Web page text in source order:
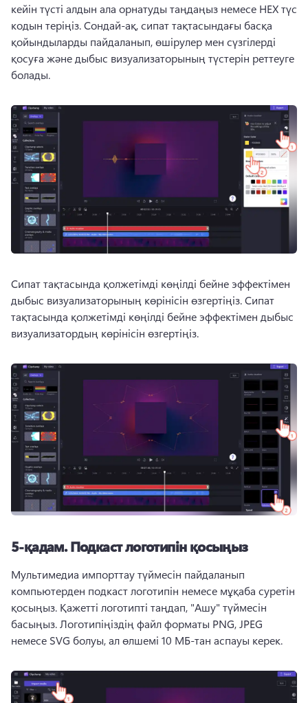
кейін түсті алдын ала орнатуды таңдаңыз немесе HEX түс
кодын теріңіз. Сондай-ақ, сипат тақтасындағы басқа
қойындыларды пайдаланып, өшірулер мен сүзгілерді
қосуға және дыбыс визуализаторының түстерін реттеуге
болады.
Сипат тақтасында қолжетімді көңілді бейне эффектімен
дыбыс визуализаторының көрінісін өзгертіңіз. Сипат
тақтасында қолжетімді көңілді бейне эффектімен дыбыс
визуализатордың көрінісін өзгертіңіз.
5-қадам.Подкаст логотипін қосыңыз
Мультимедиа импорттау түймесін пайдаланып
компьютерден подкаст логотипін немесе мұқаба суретін
қосыңыз. Қажетті логотипті таңдап, "Ашу" түймесін
басыңыз. Логотипіңіздің файл форматы PNG, JPEG
немесе SVG болуы, ал өлшемі 10 МБ-тан аспауы керек.